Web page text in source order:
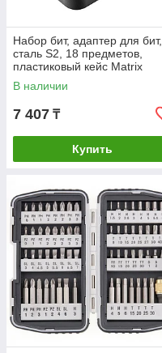
Набор бит, адаптер для бит,
сталь S2, 18 предметов,
пластиковый кейс Matrix
В наличии
7 407 ₸
Купить